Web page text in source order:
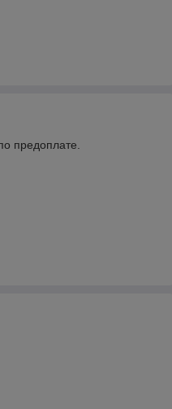
предоплате.